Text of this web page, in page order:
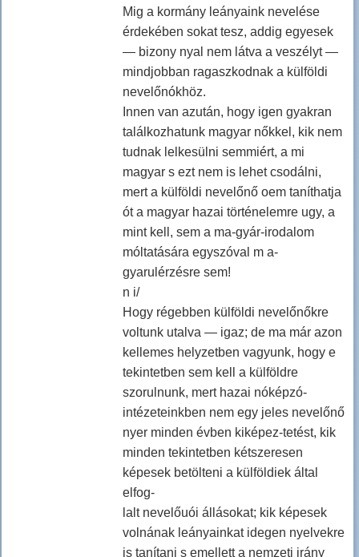
Mig a kormány leányaink nevelése
érdekében sokat tesz, addig egyesek
— bizony nyal nem látva a veszélyt —
mindjobban ragaszkodnak a külföldi
nevelőnókhöz.
Innen van azután, hogy igen gyakran
találkozhatunk magyar nőkkel, kik nem
tudnak lelkesülni semmiért, a mi
magyar s ezt nem is lehet csodálni,
mert a külföldi nevelőnő oem taníthatja
ót a magyar hazai történelemre ugy, a
mint kell, sem a ma-gyár-irodalom
móltatására egyszóval m a-
gyarulérzésre sem!
n i/
Hogy régebben külföldi nevelőnőkre
voltunk utalva — igaz; de ma már azon
kellemes helyzetben vagyunk, hogy e
tekintetben sem kell a külföldre
szorulnunk, mert hazai nóképzó-
intézeteinkben nem egy jeles nevelőnő
nyer minden évben kiképez-tetést, kik
minden tekintetben kétszeresen
képesek betölteni a külföldiek által
elfog-
lalt nevelőuói állásokat; kik képesek
volnának leányainkat idegen nyelvekre
is tanítani s emellett a nemzeti irány